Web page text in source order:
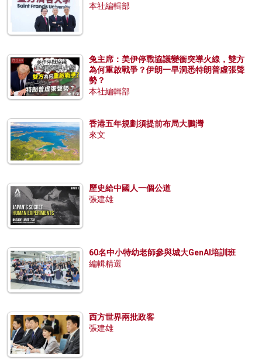
本社編輯部
兔主席：美伊停戰協議變衝突導火線，雙方
為何重啟戰爭？伊朗一早洞悉特朗普虛張聲
勢？
本社編輯部
香港五年規劃須提前布局大鵬灣
來文
歷史給中國人一個公道
張建雄
60名中小特幼老師參與城大GenAI培訓班
編輯精選
西方世界兩批政客
張建雄